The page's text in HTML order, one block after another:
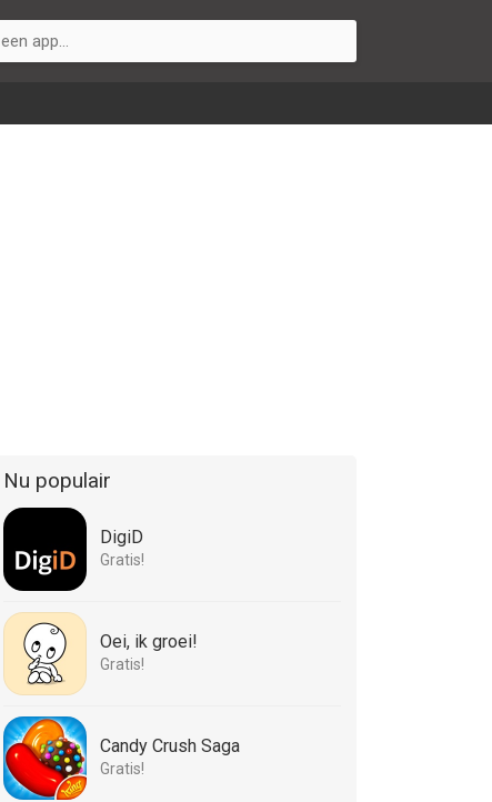
Nu populair
DigiD
Gratis!
Oei, ik groei!
Gratis!
Candy Crush Saga
Gratis!